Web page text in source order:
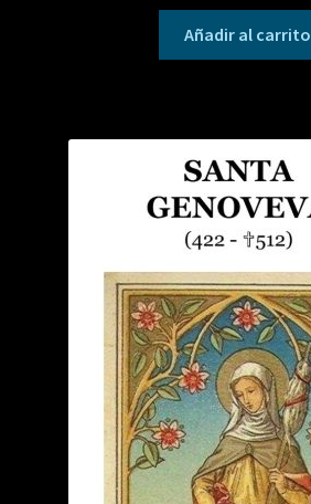
Añadir al carrito